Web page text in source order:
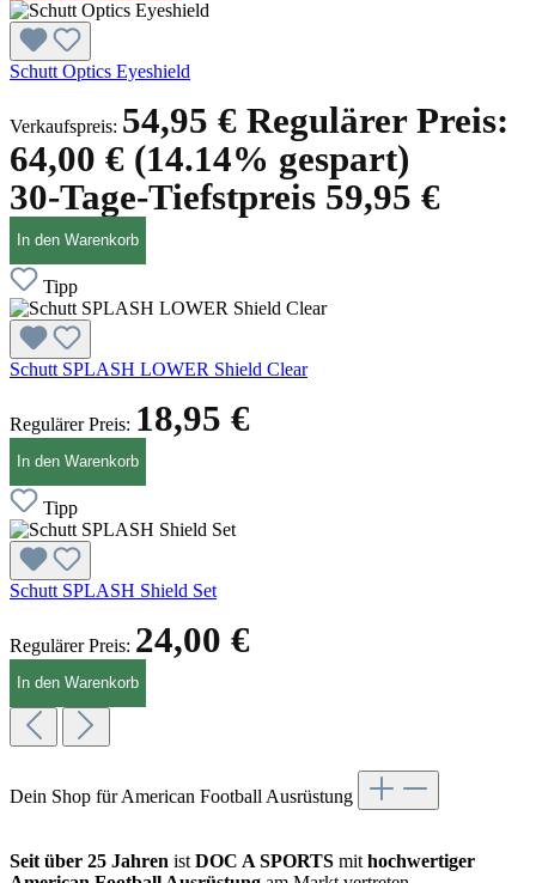
Schutt Optics Eyeshield
Verkaufspreis: 54,95 € Regulärer Preis:
64,00 € (14.14% gespart)
30-Tage-Tiefstpreis 59,95 €
In den Warenkorb
Tipp
Schutt SPLASH LOWER Shield Clear
Regulärer Preis: 18,95 €
In den Warenkorb
Tipp
Schutt SPLASH Shield Set
Regulärer Preis: 24,00 €
In den Warenkorb
Dein Shop für American Football Ausrüstung
Seit über 25 Jahren ist DOC A SPORTS mit hochwertiger